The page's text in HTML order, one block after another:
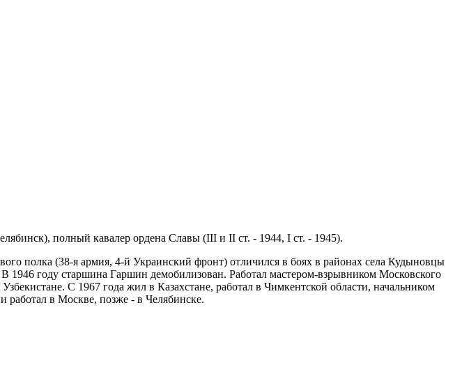
полный кавалер ордена Славы (III и II ст. - 1944, I ст. - 1945).
полка (38-я армия, 4-й Украинский фронт) отличился в боях в районах села Кудыновцы
году старшина Гаршин демобилизован. Работал мастером-взрывником Московского
С 1967 года жил в Казахстане, работал в Чимкентской области, начальником
работал в Москве, позже - в Челябинске.